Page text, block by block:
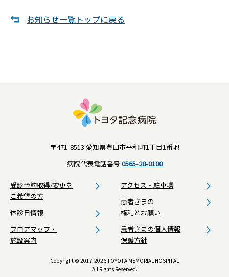
お知らせ一覧トップに戻る
〒471-8513 愛知県豊田市平和町1丁目1番地
病院代表電話番号 0565-28-0100
受診予約取得/変更を
ご希望の方
休診日情報
フロアマップ・
施設案内
アクセス・駐車場
患者さまの
権利とお願い
患者さまの個人情報
保護方針
Copyright © 2017-2026 TOYOTA MEMORIAL HOSPITAL
All Rights Reserved.